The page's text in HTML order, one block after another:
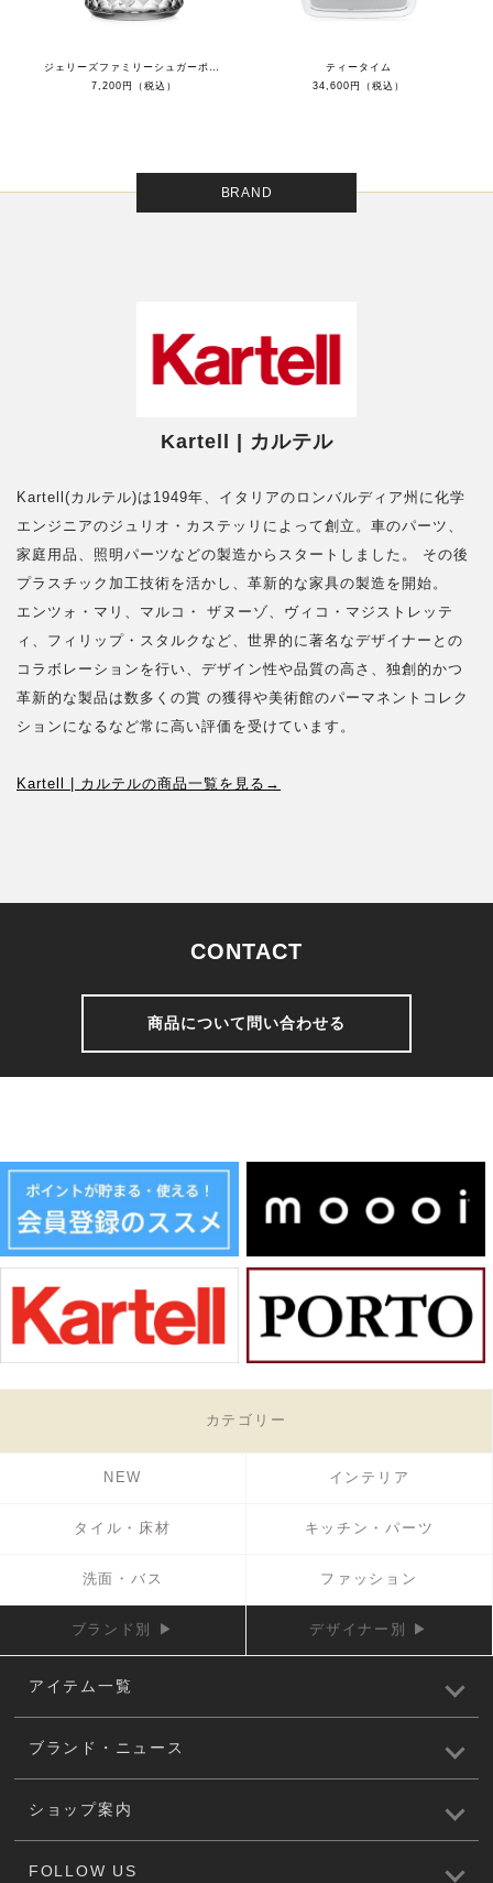
ジェリーズファミリーシュガーポット
7,200円（税込）
ティータイム
34,600円（税込）
BRAND
Kartell | カルテル
Kartell(カルテル)は1949年、イタリアのロンバルディア州に化学
エンジニアのジュリオ・カステッリによって創立。車のパーツ、
家庭用品、照明パーツなどの製造からスタートしました。 その後
プラスチック加工技術を活かし、革新的な家具の製造を開始。
エンツォ・マリ、マルコ・ ザヌーゾ、ヴィコ・マジストレッテ
ィ、フィリップ・スタルクなど、世界的に著名なデザイナーとの
コラボレーションを行い、デザイン性や品質の高さ、独創的かつ
革新的な製品は数多くの賞 の獲得や美術館のパーマネントコレク
ションになるなど常に高い評価を受けています。
Kartell | カルテルの商品一覧を見る→
CONTACT
商品について問い合わせる
カテゴリー
NEW インテリア
タイル・床材 キッチン・パーツ
洗面・バス ファッション
ブランド別 ▶ デザイナー別 ▶
アイテム一覧
ブランド・ニュース
ショップ案内
FOLLOW US